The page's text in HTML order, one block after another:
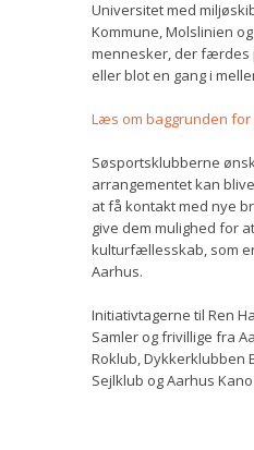
Universitet med
Kommune, Molslinien
mennesker, der færdes
eller blot en gang i
Læs om baggrunden for
Søsportsklubberne
arrangementet kan
at få kontakt med nye
give dem mulighed for
kulturfællesskab, som
Aarhus.
Initiativtagerne til Ren
Samler og frivillige fra
Roklub, Dykkerklubben
Sejlklub og Aarhus